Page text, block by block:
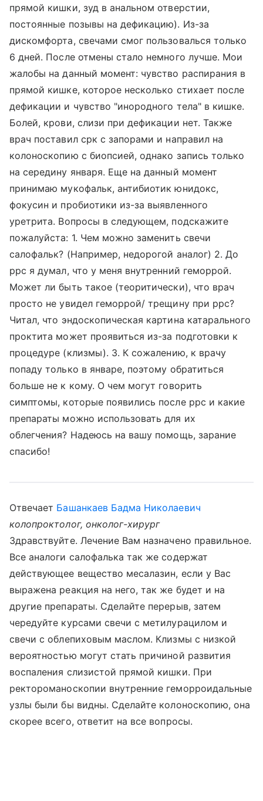
прямой кишки, зуд в анальном отверстии,
постоянные позывы на дефикацию). Из-за
дискомфорта, свечами смог пользовалься только
6 дней. После отмены стало немного лучше. Мои
жалобы на данный момент: чувство распирания в
прямой кишке, которое несколько стихает после
дефикации и чувство "инородного тела" в кишке.
Болей, крови, слизи при дефикации нет. Также
врач поставил срк с запорами и направил на
колоноскопию с биопсией, однако запись только
на середину января. Еще на данный момент
принимаю мукофальк, антибиотик юнидокс,
фокусин и пробиотики из-за выявленного
уретрита. Вопросы в следующем, подскажите
пожалуйста: 1. Чем можно заменить свечи
салофальк? (Например, недорогой аналог) 2. До
ррс я думал, что у меня внутренний геморрой.
Может ли быть такое (теоритически), что врач
просто не увидел геморрой/ трещину при ррс?
Читал, что эндоскопическая картина катарального
проктита может проявиться из-за подготовки к
процедуре (клизмы). 3. К сожалению, к врачу
попаду только в январе, поэтому обратиться
больше не к кому. О чем могут говорить
симптомы, которые появились после ррс и какие
препараты можно использовать для их
облегчения? Надеюсь на вашу помощь, зарание
спасибо!
Отвечает Башанкаев Бадма Николаевич
колопроктолог, онколог-хирург
Здравствуйте. Лечение Вам назначено правильное.
Все аналоги салофалька так же содержат
действующее вещество месалазин, если у Вас
выражена реакция на него, так же будет и на
другие препараты. Сделайте перерыв, затем
чередуйте курсами свечи с метилурацилом и
свечи с облепиховым маслом. Клизмы с низкой
вероятностью могут стать причиной развития
воспаления слизистой прямой кишки. При
ректороманоскопии внутренние геморроидальные
узлы были бы видны. Сделайте колоноскопию, она
скорее всего, ответит на все вопросы.